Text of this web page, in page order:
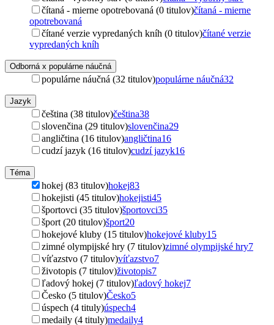
čítaná - mierne opotrebovaná (0 titulov)čítaná - mierne
opotrebovaná
čítané verzie vypredaných kníh (0 titulov)čítané verzie
vypredaných kníh
Odborná x populárne náučná
populárne náučná (32 titulov)populárne náučná32
Jazyk
čeština (38 titulov)čeština38
slovenčina (29 titulov)slovenčina29
angličtina (16 titulov)angličtina16
cudzí jazyk (16 titulov)cudzí jazyk16
Téma
hokej (83 titulov)hokej83
hokejisti (45 titulov)hokejisti45
športovci (35 titulov)športovci35
šport (20 titulov)šport20
hokejové kluby (15 titulov)hokejové kluby15
zimné olympijské hry (7 titulov)zimné olympijské hry7
víťazstvo (7 titulov)víťazstvo7
životopis (7 titulov)životopis7
ľadový hokej (7 titulov)ľadový hokej7
Česko (5 titulov)Česko5
úspech (4 tituly)úspech4
medaily (4 tituly)medaily4